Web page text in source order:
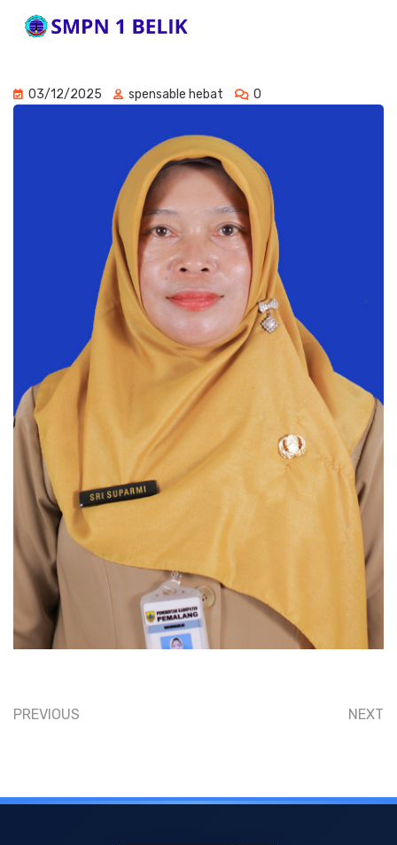
03/12/2025 spensable hebat 0
PREVIOUS NEXT